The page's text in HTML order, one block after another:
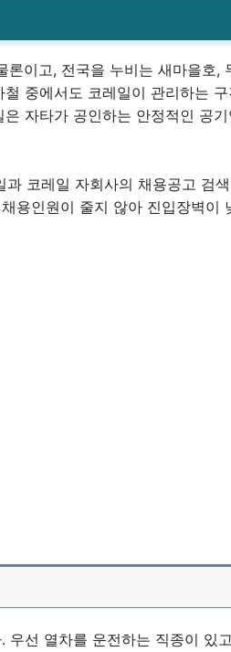
이고, 전국을 누비는 새마을호,
중에서도 코레일이 관리하는
자타가 공인하는 안정적인 공
과 코레일 자회사의 채용공고 검
용인원이 줄지 않아 진입장벽이
선 열차를 운전하는 직종이 있